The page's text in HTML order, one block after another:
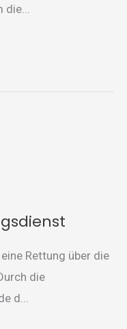
die...
Rettung über die
die
d...